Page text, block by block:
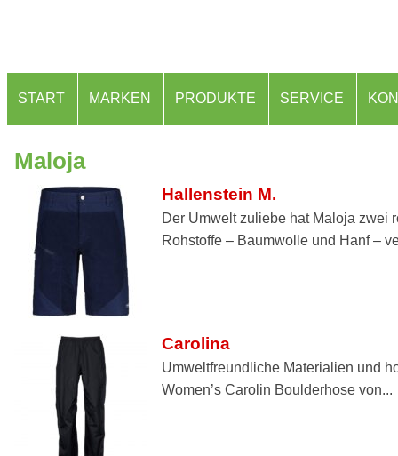
START MARKEN PRODUKTE SERVICE
Maloja
Hallenstein M.
Der Umwelt zuliebe hat Maloja zwei
Rohstoffe – Baumwolle und Hanf –
Carolina
Umweltfreundliche Materialien und
Women’s Carolin Boulderhose von...